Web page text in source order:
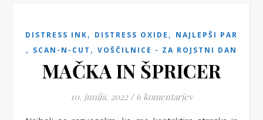
DISTRESS INK, DISTRESS OXIDE , NAJLEPŠI PAR
, SCAN-N-CUT , VOŠČILNICE - ZA ROJSTNI DAN
MAČKA IN ŠPRICER
10. junija, 2022 / 6 komentarjev